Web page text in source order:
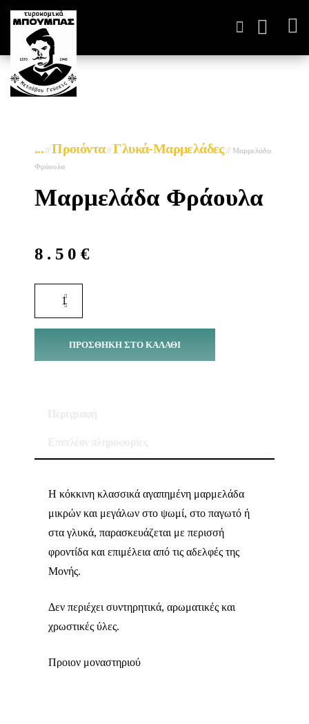
... // Προιόντα// Γλυκά-Μαρμελάδες// Μαρμελάδα
Φράουλα
Μαρμελάδα Φράουλα
8.50 €
ΠΡΟΣΘΉΚΗ ΣΤΟ ΚΑΛΆΘΙ
Η κόκκινη κλασσικά αγαπημένη μαρμελάδα
μικρών και μεγάλων στο ψωμί, στο παγωτό ή
στα γλυκά, παρασκευάζεται με περισσή
φροντίδα και επιμέλεια από τις αδελφές της
Μονής.
Δεν περιέχει συντηρητικά, αρωματικές και
χρωστικές ύλες.
Προιον μοναστηριού